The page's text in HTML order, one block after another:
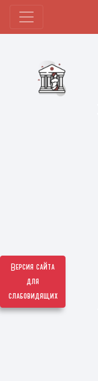
Версия сайта
для
слабовидящих